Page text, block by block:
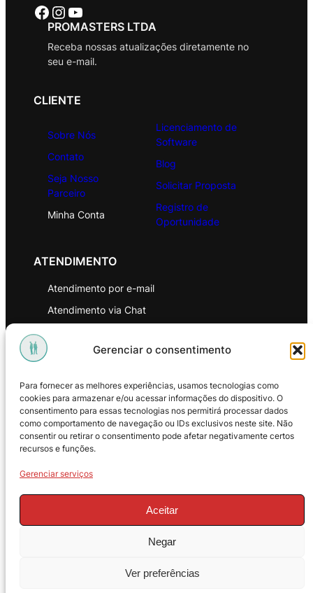
Gerenciar o consentimento
Para fornecer as melhores experiências, usamos tecnologias como
cookies para armazenar e/ou acessar informações do dispositivo. O
consentimento para essas tecnologias nos permitirá processar dados
como comportamento de navegação ou IDs exclusivos neste site. Não
consentir ou retirar o consentimento pode afetar negativamente certos
recursos e funções.
Gerenciar serviços
Aceitar
Negar
Ver preferências
Facebook Instagram Youtube
PROMASTERS LTDA
Receba nossas atualizações diretamente no
seu e-mail.
CLIENTE
Sobre Nós
Contato
Seja Nosso
Parceiro
Minha Conta
Licenciamento de
Software
Blog
Solicitar Proposta
Registro de
Oportunidade
ATENDIMENTO
Atendimento por e-mail
Atendimento via Chat
Política de Privacidade
Política de Troca e Devoluções
Política de Reembolso
18.269.230/0001-16. Todos os direitos